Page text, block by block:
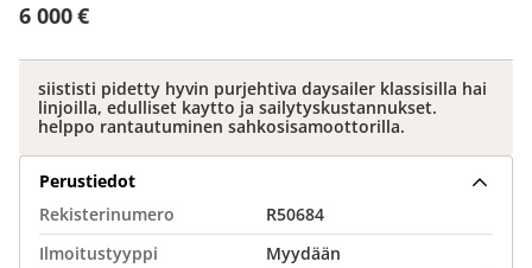
6 000 €
siististi pidetty hyvin purjehtiva daysailer klassisilla hai
linjoilla, edulliset kaytto ja sailytyskustannukset.
helppo rantautuminen sahkosisamoottorilla.
Perustiedot
Rekisterinumero
R50684
Ilmoitustyyppi
Myydään